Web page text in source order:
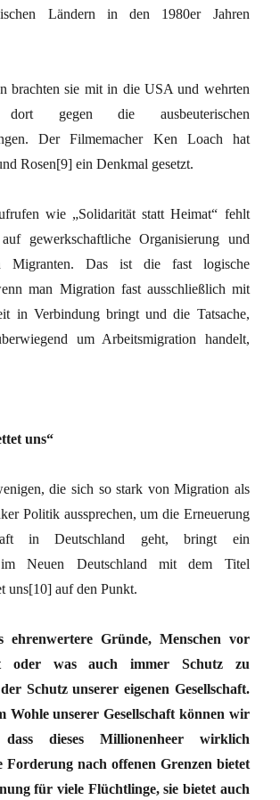
Ländern in den 1980er Jahren
brachten sie mit in die USA und wehrten
gegen die ausbeuterischen
Der Filmemacher Ken Loach hat
Rosen[9] ein Denkmal gesetzt.
wie „Solidarität statt Heimat“ fehlt
gewerkschaftliche Organisierung und
Migranten. Das ist die fast logische
man Migration fast ausschließlich mit
in Verbindung bringt und die Tatsache,
um Arbeitsmigration handelt,
uns“
die sich so stark von Migration als
Politik aussprechen, um die Erneuerung
in Deutschland geht, bringt ein
im Neuen Deutschland mit dem Titel
uns[10] auf den Punkt.
ehrenwertere Gründe, Menschen vor
oder was auch immer Schutz zu
Schutz unserer eigenen Gesellschaft.
Wohle unserer Gesellschaft können wir
dieses Millionenheer wirklich
Forderung nach offenen Grenzen bietet
für viele Flüchtlinge, sie bietet auch